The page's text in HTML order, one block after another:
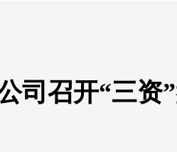
司召开“三资